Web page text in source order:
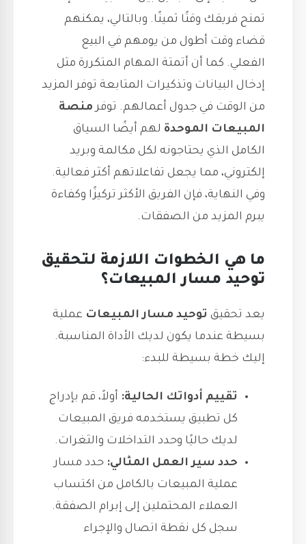
تمنح فريقك وقتًا ثمينًا. وبالتالي، يمكنهم
قضاء وقت أطول من يومهم في البيع
الفعلي. كما أن أتمتة المهام المتكررة مثل
إدخال البيانات وتذكيرات المتابعة توفر المزيد
من الوقت في جدول أعمالهم. توفرمنصة
المبيعات الموحدة لهم أيضًا السياق
الكامل الذي يحتاجونه لكل مكالمة وبريد
إلكتروني، مما يجعل تفاعلاتهم أكثر فعالية.
وفي النهاية، فإن الفريق الأكثر تركيزًا وكفاءة
يبرم المزيد من الصفقات.
ما هي الخطوات اللازمة لتحقيق
توحيد مسار المبيعات؟
يعد تحقيق توحيد مسار المبيعات عملية
بسيطة عندما يكون لديك الأداة المناسبة.
إليك خطة بسيطة للبدء:
تقييم أدواتك الحالية: أولاً، قم بإدراج
كل تطبيق يستخدمه فريق المبيعات
لديك حاليًا وحدد التداخلات والثغرات.
حدد سير العمل المثالي: حدد مسار
عملية المبيعات بالكامل من اكتساب
العملاء المحتملين إلى إبرام الصفقة.
سجل كل نقطة اتصال والإجراء